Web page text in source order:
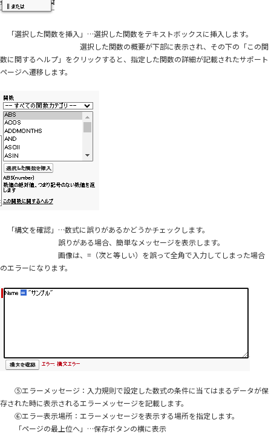
「選択した関数を挿入」…選択した関数をテキストボックスに挿入します。
選択した関数の概要が下部に表示され、その下の「この関
数に関するヘルプ」をクリックすると、指定した関数の詳細が記載されたサポート
ページへ遷移します。
「構文を確認」…数式に誤りがあるかどうかチェックします。
誤りがある場合、簡単なメッセージを表示します。
画像は、=（次と等しい）を誤って全角で入力してしまった場合
のエラーになります。
⑤エラーメッセージ：入力規則で設定した数式の条件に当てはまるデータが保
存された時に表示されるエラーメッセージを記載します。
⑥エラー表示場所：エラーメッセージを表示する場所を指定します。
「ページの最上位へ」…保存ボタンの横に表示